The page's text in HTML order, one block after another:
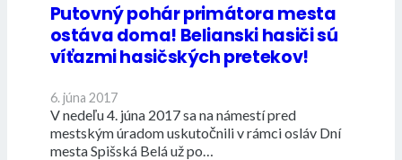
Putovný pohár primátora mesta
ostáva doma! Belianski hasiči sú
víťazmi hasičských pretekov!
6. júna 2017
V nedeľu 4. júna 2017 sa na námestí pred
mestským úradom uskutočnili v rámci osláv Dní
mesta Spišská Belá už po…